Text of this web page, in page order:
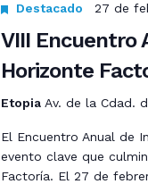
Destacado 27 de
VIII Encuentro
Horizonte
Etopia Av. de la Cdad.
El Encuentro Anual de
evento clave que
Factoría. El 27 de